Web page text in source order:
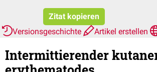
Zitat kopieren
Versionsgeschichte Artikel erstellen
Intermittierender